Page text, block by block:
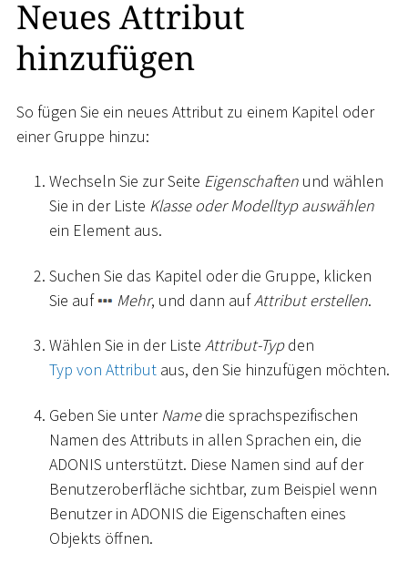
Neues Attribut
hinzufügen
So fügen Sie ein neues Attribut zu einem Kapitel oder
einer Gruppe hinzu:
Wechseln Sie zur Seite Eigenschaften und wählen
Sie in der Liste Klasse oder Modelltyp auswählen
ein Element aus.
Suchen Sie das Kapitel oder die Gruppe, klicken
Sie auf
Mehr, und dann aufAttribut erstellen.
Wählen Sie in der Liste Attribut-Typden
Typ von Attribut aus, den Sie hinzufügen möchten.
Geben Sie unter Namedie sprachspezifischen
Namen des Attributs in allen Sprachen ein, die
ADONIS unterstützt. Diese Namen sind auf der
Benutzeroberfläche sichtbar, zum Beispiel wenn
Benutzer in ADONIS die Eigenschaften eines
Objekts öffnen.